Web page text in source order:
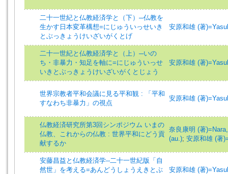
二十一世紀と仏教経済学と（下）─仏教を
生かす日本変革構想=にじゅういっせいき
とぶっきょうけいざいがくとげ
安原和雄 (著
二十一世紀と仏教経済学と（上）─いの
ち・非暴力・知足を軸に=にじゅういっせ
いきとぶっきょうけいざいがくとじょう
安原和雄 (著
世界宗教者平和会議に見る平和観 : 「平和
すなわち非暴力」の視点
安原和雄 (著
仏教経済研究所第3回シンポジウム いまの
仏教、これからの仏教 : 世界平和にどう貢
献するか
奈良康明 (著
(au.); 安原和雄 (著
安藤昌益と仏教経済学--二十一世紀版「自
然世」を考える=あんどうしょうえきとぶ
安原和雄 (著